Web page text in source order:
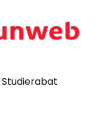
Studierabat